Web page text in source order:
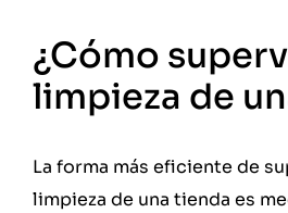
¿Cómo
limpieza de
La forma más eficiente de
limpieza de una tienda es